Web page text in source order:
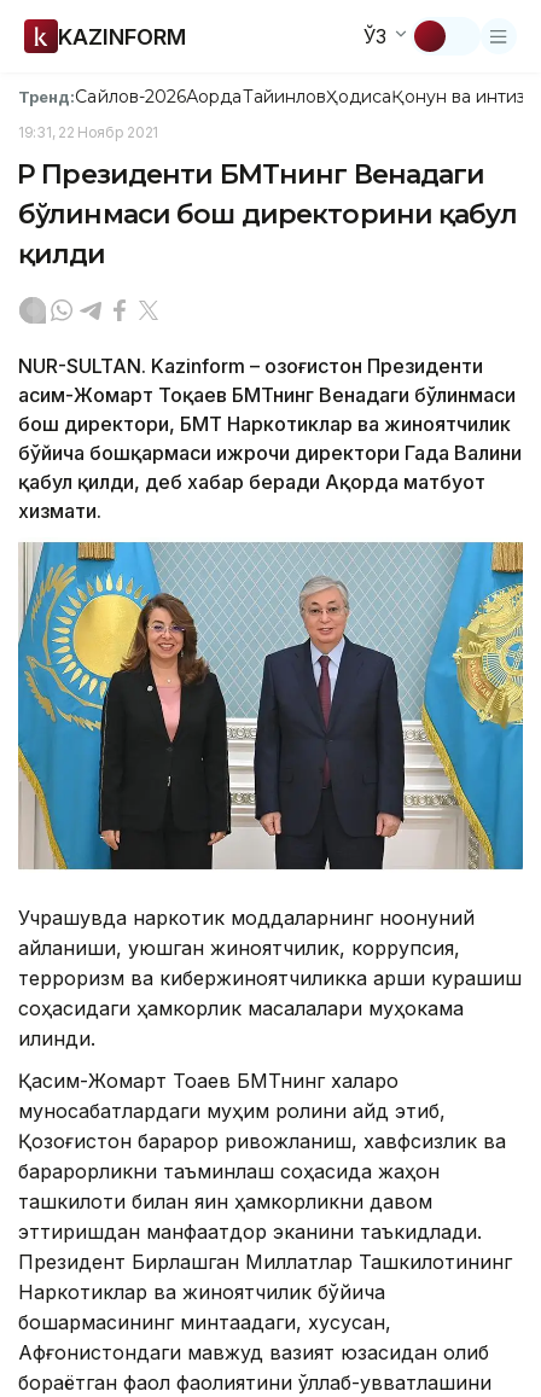
KAZINFORM ЎЗ
Тренд:Сайлов-2026АқордаТайинловҲодисаҚонун ва
19:31, 22 Ноябр 2021
ҚР Президенти БМТнинг Венадаги
бўлинмаси бош директорини қабул
қилди
NUR-SULTAN. Kazinform – Қозоғистон Президенти
Қасим-Жомарт Тоқаев БМТнинг Венадаги бўлинмаси
бош директори, БМТ Наркотиклар ва жиноятчилик
бўйича бошқармаси ижрочи директори Гада Валини
қабул қилди, деб хабар беради Ақорда матбуот
хизмати.
Учрашувда наркотик моддаларнинг ноқонуний
айланиши, уюшган жиноятчилик, коррупсия,
терроризм ва кибержиноятчиликка қарши курашиш
соҳасидаги ҳамкорлик масалалари муҳокама
қилинди.
Қасим-Жомарт Тоқаев БМТнинг халқаро
муносабатлардаги муҳим ролини қайд этиб,
Қозоғистон барқарор ривожланиш, хавфсизлик ва
барқарорликни таъминлаш соҳасида жаҳон
ташкилоти билан яқин ҳамкорликни давом
эттиришдан манфаатдор эканини таъкидлади.
Президент Бирлашган Миллатлар Ташкилотининг
Наркотиклар ва жиноятчилик бўйича
бошқармасининг минтақадаги, хусусан,
Афғонистондаги мавжуд вазият юзасидан олиб
бораётган фаол фаолиятини қўллаб-қувватлашини